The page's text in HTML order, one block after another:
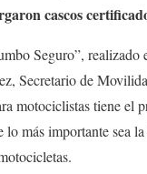
cascos
Seguro”, realizado
Secretario de
motociclistas tiene el
más importante sea